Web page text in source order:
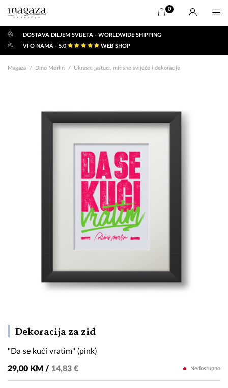
0
DOSTAVA DILJEM SVIJETA - WORLDWIDE SHIPPING
VI O NAMA - 5.0
WEB SHOP
Magaza Dino Merlin Ukrasni jastuci, mirisne svijeće i dekoracije
Dekoracija za zid"Da
se
kući
(pink)
"Da se kući vratim" (pink)
29,00 KM / 14,83 € Nedostupno